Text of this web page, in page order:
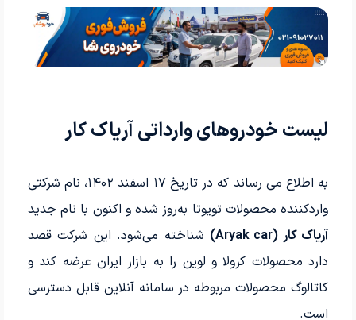
لیست خودروهای وارداتی آریاک کار
به اطلاع می رساند که در تاریخ ۱۷ اسفند ۱۴۰۲، نام شرکتی
واردکننده محصولات تویوتا به‌روز شده و اکنون با نام جدید
آریاک کار (Aryak car)
شناخته می‌شود. این شرکت قصد
دارد محصولات کرولا و لوین را به بازار ایران عرضه کند و
کاتالوگ محصولات مربوطه در سامانه آنلاین قابل دسترسی
است.